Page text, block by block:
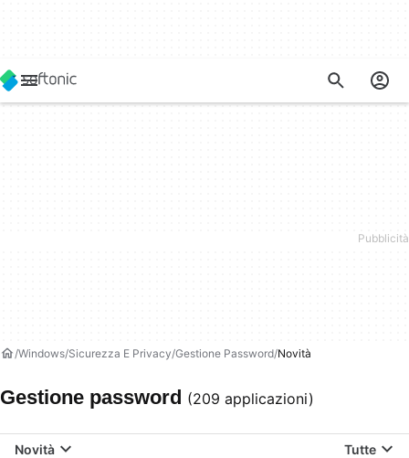
Windows Sicurezza E Privacy Gestione Password Novità
Gestione password (209 applicazioni)
Novità Tutte